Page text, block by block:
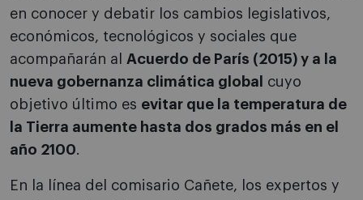
en conocer y debatir los cambios legislativos,
económicos, tecnológicos y sociales que
acompañarán al Acuerdo de París (2015) y a la
nueva gobernanza climática global
cuyo
objetivo último es evitar que la temperatura de
la Tierra aumente hasta dos grados más en el
año 2100.
En la línea del comisario Cañete, los expertos y